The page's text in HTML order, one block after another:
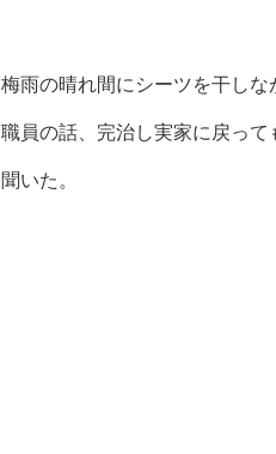
梅雨の晴れ間にシーツを干しな
職員の話、完治し実家に戻っ
聞いた。